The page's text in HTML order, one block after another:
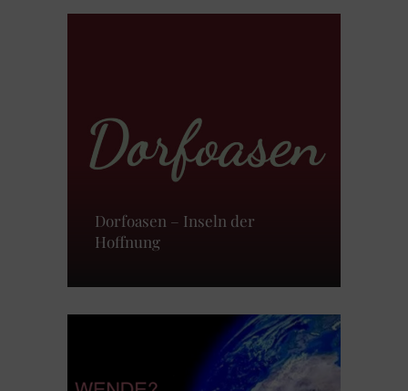
Dorfoasen – Inseln der
Hoffnung